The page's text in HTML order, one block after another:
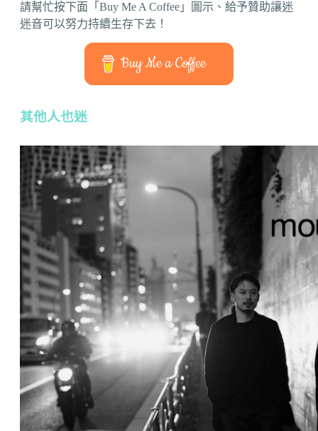
請幫忙按下面「Buy Me A Coffee」圖示、給予贊助讓迷
迷音可以努力持續生存下去！
Buy Me a Coffee
其他人也迷